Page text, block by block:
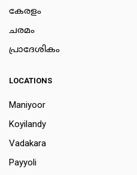
കേരളം
ചരമം
പ്രാദേശികം
LOCATIONS
Maniyoor
Koyilandy
Vadakara
Payyoli